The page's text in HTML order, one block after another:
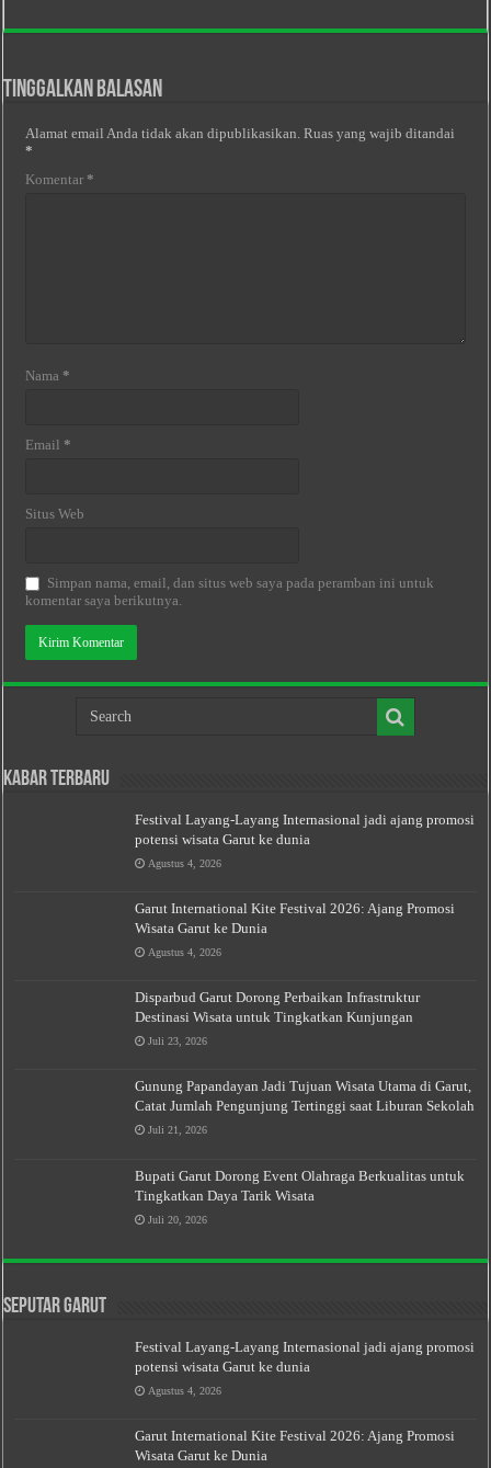
Tinggalkan Balasan
Alamat email Anda tidak akan dipublikasikan. Ruas yang wajib ditandai
*
Komentar *
Nama *
Email *
Situs Web
Simpan nama, email, dan situs web saya pada peramban ini untuk
komentar saya berikutnya.
Kabar Terbaru
Festival Layang-Layang Internasional jadi ajang promosi
potensi wisata Garut ke dunia
Agustus 4, 2026
Garut International Kite Festival 2026: Ajang Promosi
Wisata Garut ke Dunia
Agustus 4, 2026
Disparbud Garut Dorong Perbaikan Infrastruktur
Destinasi Wisata untuk Tingkatkan Kunjungan
Juli 23, 2026
Gunung Papandayan Jadi Tujuan Wisata Utama di Garut,
Catat Jumlah Pengunjung Tertinggi saat Liburan Sekolah
Juli 21, 2026
Bupati Garut Dorong Event Olahraga Berkualitas untuk
Tingkatkan Daya Tarik Wisata
Juli 20, 2026
Seputar Garut
Festival Layang-Layang Internasional jadi ajang promosi
potensi wisata Garut ke dunia
Agustus 4, 2026
Garut International Kite Festival 2026: Ajang Promosi
Wisata Garut ke Dunia